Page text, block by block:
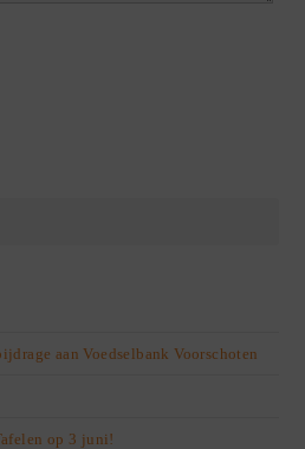
aan Voedselbank Voorschoten
op 3 juni!